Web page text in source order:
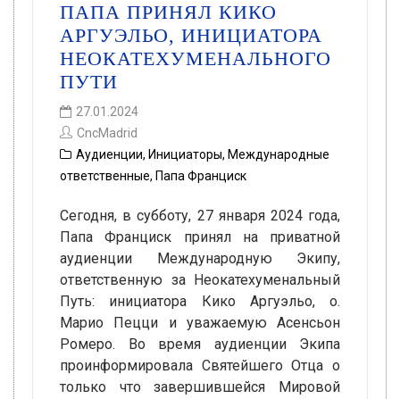
ПАПА ПРИНЯЛ КИКО
АРГУЭЛЬО, ИНИЦИАТОРА
НЕОКАТЕХУМЕНАЛЬНОГО
ПУТИ
27.01.2024
CncMadrid
Аудиенции, Инициаторы, Международные
ответственные, Папа Франциск
Сегодня, в субботу, 27 января 2024 года,
Папа Франциск принял на приватной
аудиенции Международную Экипу,
ответственную за Неокатехуменальный
Путь: инициатора Кико Аргуэльо, о.
Марио Пецци и уважаемую Асенсьон
Ромеро. Во время аудиенции Экипа
проинформировала Святейшего Отца о
только что завершившейся Мировой